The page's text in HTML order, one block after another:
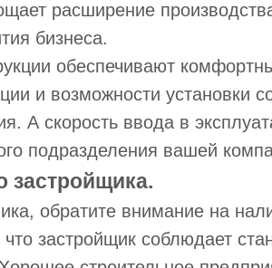
расширение
бизнеса.
обеспечивают
и возможности установки
А скорость ввода в
подразделения вашей
застройщика.
обратите внимание на
застройщик соблюдает